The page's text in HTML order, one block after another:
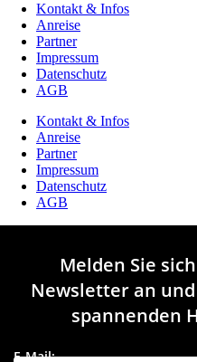
Kontakt & Infos
Anreise
Partner
Impressum
Datenschutz
AGB
Kontakt & Infos
Anreise
Partner
Impressum
Datenschutz
AGB